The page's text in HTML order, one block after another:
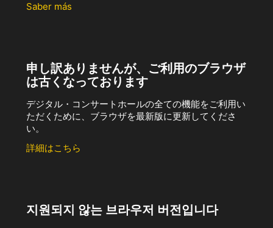
Saber más
申し訳ありませんが、ご利用のブラウザ
は古くなっております
デジタル・コンサートホールの全ての機能をご利用い
ただくために、ブラウザを最新版に更新してくださ
い。
詳細はこちら
지원되지 않는 브라우저 버전입니다